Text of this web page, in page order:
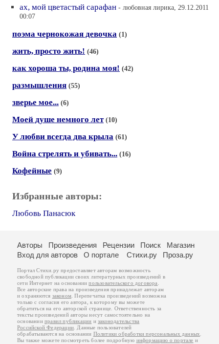
ах, мой цветастый сарафан - любовная лирика, 29.12.2011
00:07
поэма чернокожая девочка (1)
жить, просто жить! (46)
как хороша ты, родина моя! (42)
размышления (55)
зверье мое... (6)
Моей душе немного лет (10)
У любви всегда два крыла (61)
Война стрелять и убивать... (16)
Кофейные (9)
Избранные авторы:
Любовь Панасюк
Авторы Произведения Рецензии Поиск
Магазин
Вход для авторов
О портале Стихи.ру Проза.ру
Портал Стихи.ру предоставляет авторам возможность
свободной публикации своих литературных произведений в
сети Интернет на основаниипользовательского договора
Все авторские права на произведения принадлежат авторам
и охраняются законом . Перепечатка произведений возможна
только с согласия его автора, к которому вы можете
обратиться на его авторской странице. Ответственность за
тексты произведений авторы несут самостоятельно на
основанииправил публикации изаконодательства
Российской Федерации . Данные пользователей
обрабатываются на основании Политики обработки персональных данных
Вы также можете посмотреть более подробную информацию о портале и